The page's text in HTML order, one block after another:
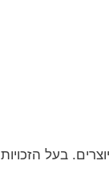
נעשה לפי סעיף 27א' לחוק זכויות יוצרים. בעל הזכויות